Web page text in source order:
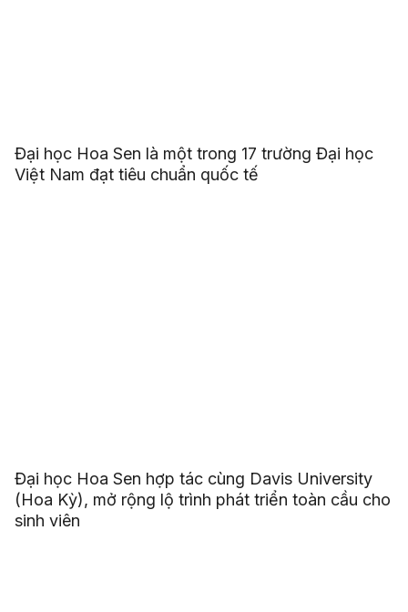
Đại học Hoa Sen là một trong 17 trường Đại học
Việt Nam đạt tiêu chuẩn quốc tế
Đại học Hoa Sen hợp tác cùng Davis University
(Hoa Kỳ), mở rộng lộ trình phát triển toàn cầu cho
sinh viên